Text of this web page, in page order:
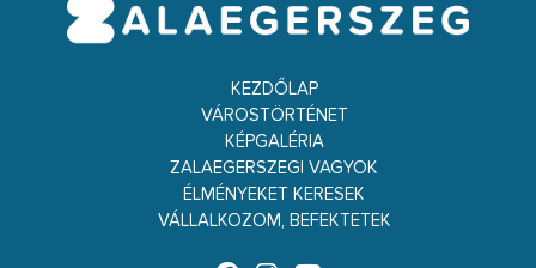
KEZDŐLAP
VÁROSTÖRTÉNET
KÉPGALÉRIA
ZALAEGERSZEGI VAGYOK
ÉLMÉNYEKET KERESEK
VÁLLALKOZOM, BEFEKTETEK